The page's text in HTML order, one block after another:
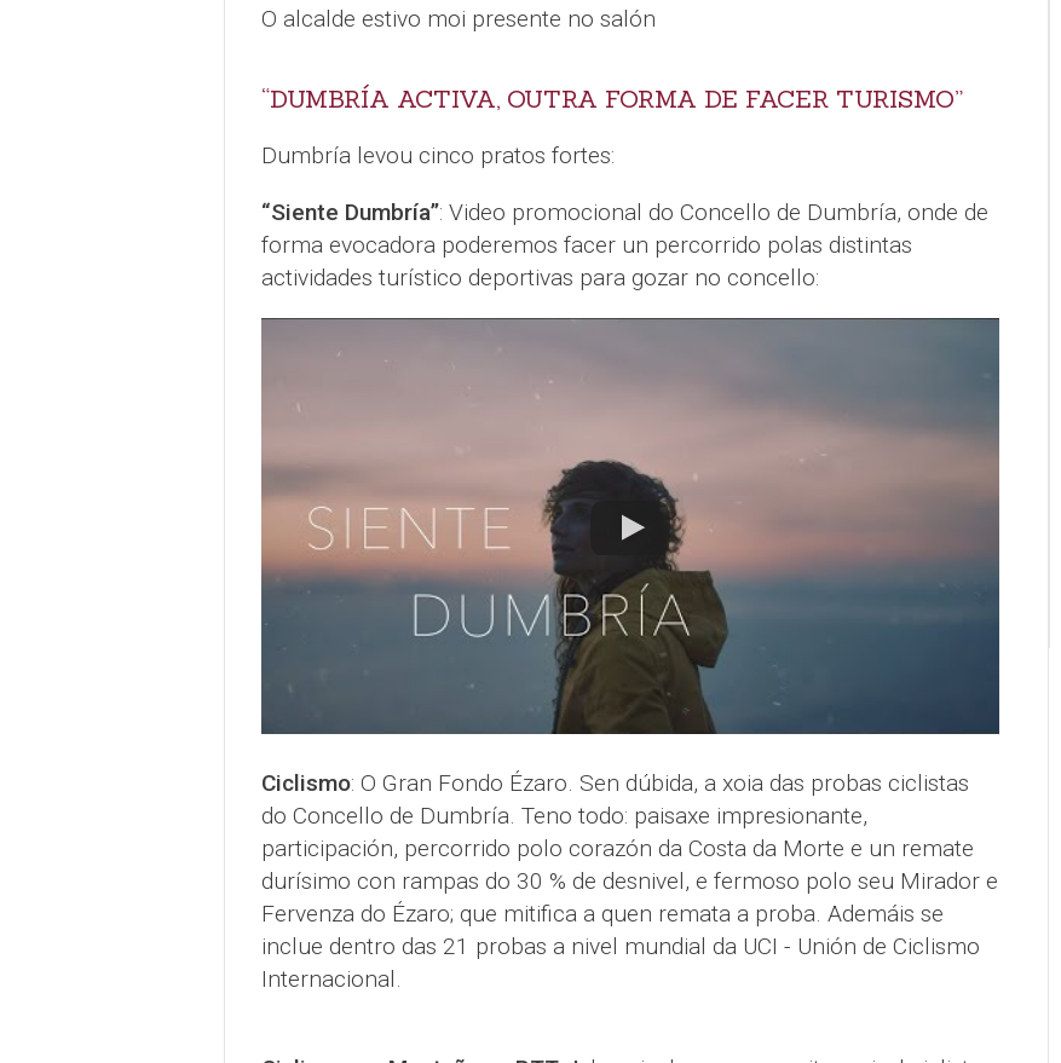
O alcalde estivo moi presente no salón
“DUMBRÍA ACTIVA, OUTRA FORMA DE FACER TURISMO”
Dumbría levou cinco pratos fortes:
“Siente Dumbría”: Video promocional do Concello de Dumbría, onde de
forma evocadora poderemos facer un percorrido polas distintas
actividades turístico deportivas para gozar no concello:
Ciclismo: O Gran Fondo Ézaro. Sen dúbida, a xoia das probas ciclistas
do Concello de Dumbría. Teno todo: paisaxe impresionante,
participación, percorrido polo corazón da Costa da Morte e un remate
durísimo con rampas do 30 % de desnivel, e fermoso polo seu Mirador e
Fervenza do Ézaro; que mitifica a quen remata a proba. Ademáis se
inclue dentro das 21 probas a nivel mundial da UCI - Unión de Ciclismo
Internacional.